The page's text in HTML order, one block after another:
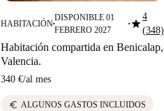
HABITACIÓN■
DISPONIBLE 01
FEBRERO 2027
■star4
(348)
Habitación compartida en Benicalap,
Valencia.
340 €/al mes
euro ALGUNOS GASTOS INCLUIDOS